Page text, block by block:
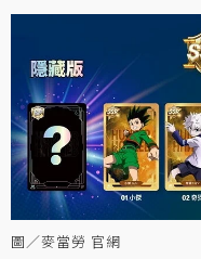
圖／麥當勞 官網